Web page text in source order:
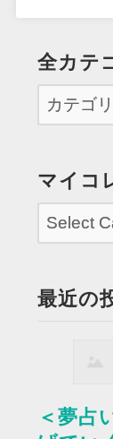
全カテ
マイコ
最近の
＜夢占